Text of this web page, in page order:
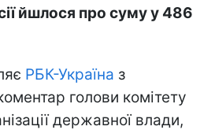
йшлося про суму у 486
РБК-Україна з
голови комітету
державної влади,